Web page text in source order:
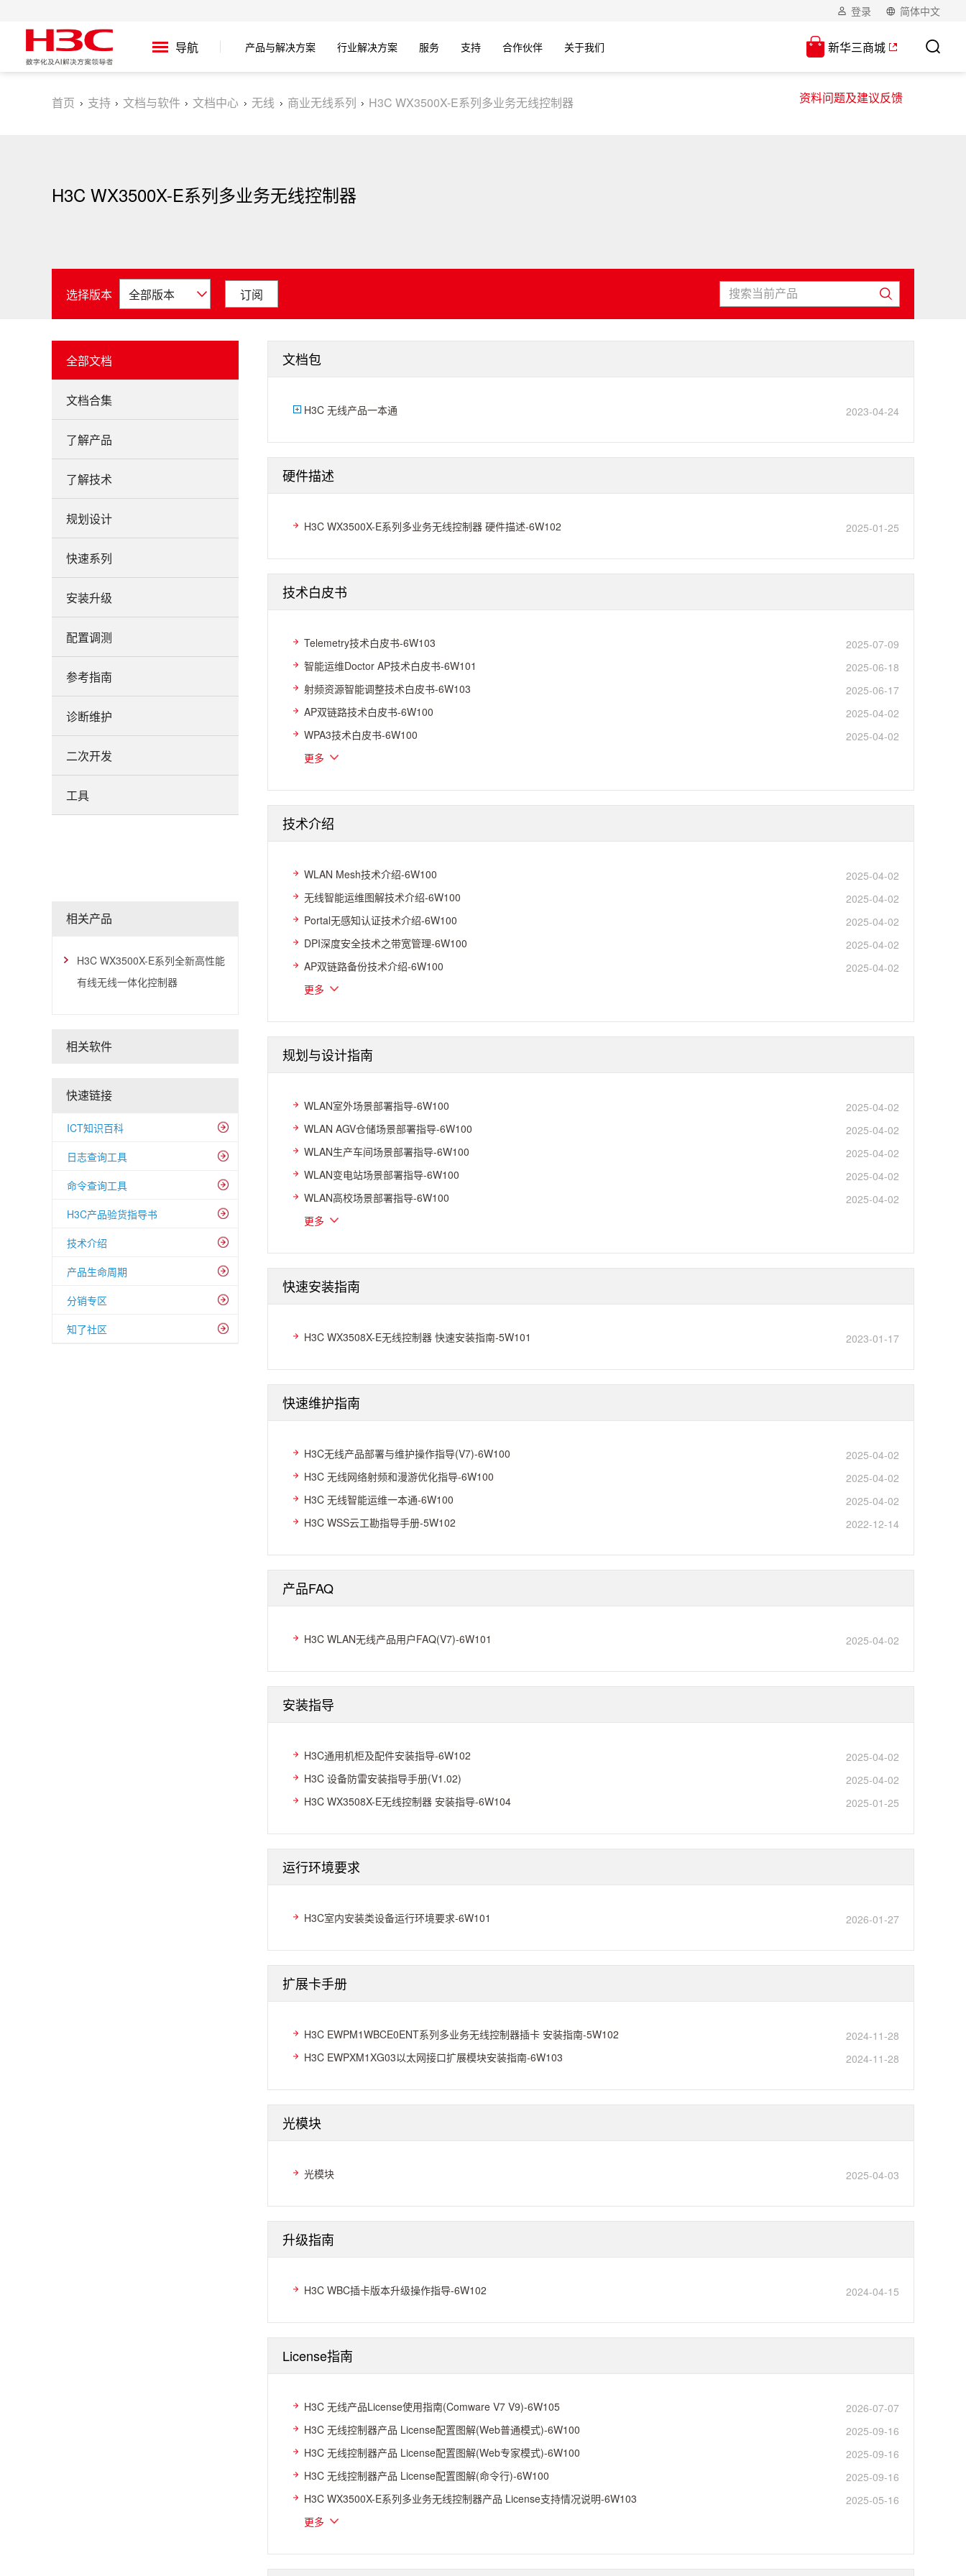
登录 简体中文
导航 产品与解决方案 行业解决方案 服务 支持 合作伙伴 关于我们 新华三商城
资料问题及建议反馈
首页 支持 文档与软件 文档中心 无线 商业无线系列 H3C WX3500X-E系列多业务无线控制器
H3C WX3500X-E系列多业务无线控制器
选择版本 订阅
全部文档
文档合集
了解产品
了解技术
规划设计
快速系列
安装升级
配置调测
参考指南
诊断维护
二次开发
工具
相关产品
H3C WX3500X-E系列全新高性能
有线无线一体化控制器
相关软件
快速链接
ICT知识百科
日志查询工具
命令查询工具
H3C产品验货指导书
技术介绍
产品生命周期
分销专区
知了社区
文档包
H3C 无线产品一本通 2023-04-24
硬件描述
H3C WX3500X-E系列多业务无线控制器 硬件描述-6W102 2025-01-25
技术白皮书
Telemetry技术白皮书-6W103
2025-07-09
智能运维Doctor AP技术白皮书-6W101
2025-06-18
射频资源智能调整技术白皮书-6W103
2025-06-17
AP双链路技术白皮书-6W100
2025-04-02
WPA3技术白皮书-6W100
2025-04-02
更多
技术介绍
WLAN Mesh技术介绍-6W100
2025-04-02
无线智能运维图解技术介绍-6W100
2025-04-02
Portal无感知认证技术介绍-6W100
2025-04-02
DPI深度安全技术之带宽管理-6W100
2025-04-02
AP双链路备份技术介绍-6W100
2025-04-02
更多
规划与设计指南
WLAN室外场景部署指导-6W100
2025-04-02
WLAN AGV仓储场景部署指导-6W100
2025-04-02
WLAN生产车间场景部署指导-6W100
2025-04-02
WLAN变电站场景部署指导-6W100
2025-04-02
WLAN高校场景部署指导-6W100
2025-04-02
更多
快速安装指南
H3C WX3508X-E无线控制器 快速安装指南-5W101 2023-01-17
快速维护指南
H3C无线产品部署与维护操作指导(V7)-6W100
2025-04-02
H3C 无线网络射频和漫游优化指导-6W100
2025-04-02
H3C 无线智能运维一本通-6W100
2025-04-02
H3C WSS云工勘指导手册-5W102
2022-12-14
产品FAQ
H3C WLAN无线产品用户FAQ(V7)-6W101 2025-04-02
安装指导
H3C通用机柜及配件安装指导-6W102
2025-04-02
H3C 设备防雷安装指导手册(V1.02)
2025-04-02
H3C WX3508X-E无线控制器 安装指导-6W104
2025-01-25
运行环境要求
H3C室内安装类设备运行环境要求-6W101 2026-01-27
扩展卡手册
H3C EWPM1WBCE0ENT系列多业务无线控制器插卡 安装指南-5W102
2024-11-28
H3C EWPXM1XG03以太网接口扩展模块安装指南-6W103
2024-11-28
光模块
光模块 2025-04-03
升级指南
H3C WBC插卡版本升级操作指导-6W102 2024-04-15
License指南
H3C 无线产品License使用指南(Comware V7 V9)-6W105
2026-07-07
H3C 无线控制器产品 License配置图解(Web普通模式)-6W100
2025-09-16
H3C 无线控制器产品 License配置图解(Web专家模式)-6W100
2025-09-16
H3C 无线控制器产品 License配置图解(命令行)-6W100
2025-09-16
H3C WX3500X-E系列多业务无线控制器产品 License支持情况说明-6W103
2025-05-16
更多